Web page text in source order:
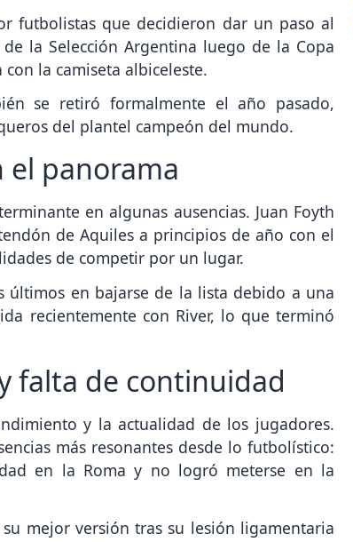
futbolistas que decidieron dar un paso al
la Selección Argentina luego de la Copa
la camiseta albiceleste.
se retiró formalmente el año pasado,
del plantel campeón del mundo.
el panorama
en algunas ausencias. Juan Foyth
de Aquiles a principios de año con el
de competir por un lugar.
últimos en bajarse de la lista debido a una
recientemente con River, lo que terminó
falta de continuidad
y la actualidad de los jugadores.
más resonantes desde lo futbolístico:
en la Roma y no logró meterse en la
mejor versión tras su lesión ligamentaria